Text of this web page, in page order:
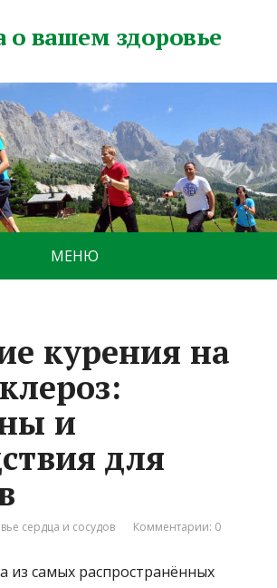
о вашем здоровье
МЕНЮ
курения на
и
для
сердца и сосудов Комментарии: 0
из самых распространённых